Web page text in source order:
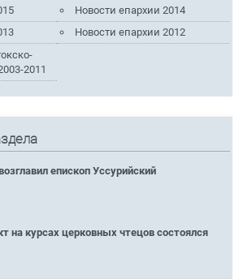
Новости епархии 2014
Новости епархии 2012
2011
епископ Уссурийский
на курсах церковных чтецов состоялся